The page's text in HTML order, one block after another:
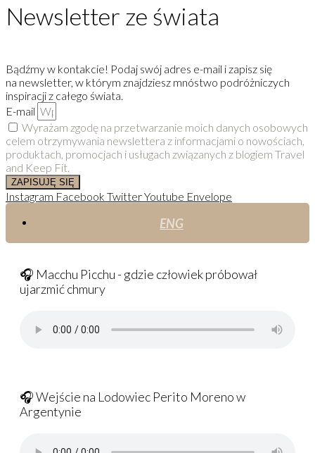
Newsletter ze świata
Bądźmy w kontakcie! Podaj swój adres e-mail i zapisz się
na newsletter, w którym znajdziesz mnóstwo podróżniczych
inspiracji z całego świata.
E-mail
Wyrażam zgodę na przetwarzanie moich danych osobowych
celem otrzymywania newslettera z informacjami o nowościach,
produktach, promocjach i usługach związanych z blogiem Travel
and Keep Fit.
ZAPISUJĘ SIĘ
Instagram Facebook TwitterYoutube Envelope
ENG
🎧 Macchu Picchu - gdzie człowiek próbował
ujarzmić chmury
🎧 Wejście na Lodowiec Perito Moreno w
Argentynie